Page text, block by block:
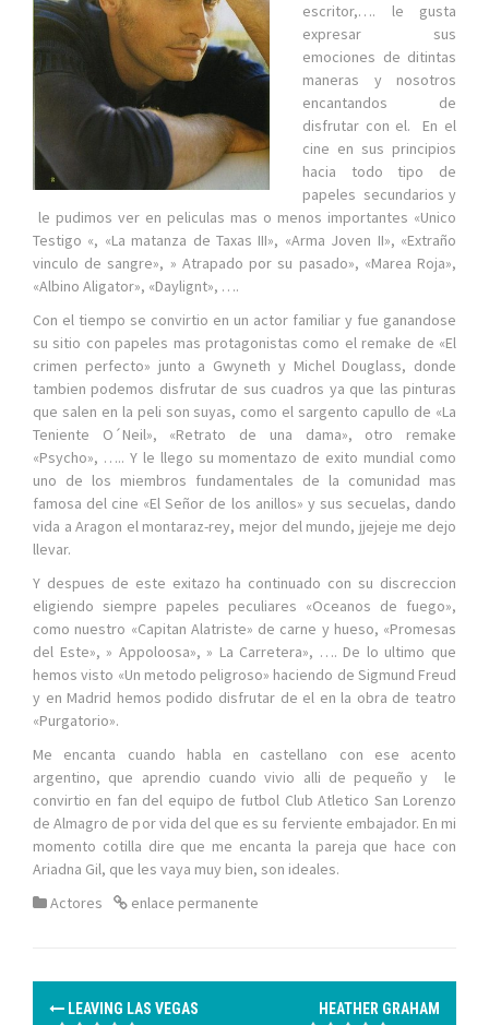
escritor,…. le gusta
expresar sus
emociones de ditintas
maneras y nosotros
encantandos de
disfrutar con el. En el
cine en sus principios
hacia todo tipo de
papeles secundarios y
le pudimos ver en peliculas mas o menos importantes «Unico
Testigo «, «La matanza de Taxas III», «Arma Joven II», «Extraño
vinculo de sangre», » Atrapado por su pasado», «Marea Roja»,
«Albino Aligator», «Daylignt», ….
Con el tiempo se convirtio en un actor familiar y fue ganandose
su sitio con papeles mas protagonistas como el remake de «El
crimen perfecto» junto a Gwyneth y Michel Douglass, donde
tambien podemos disfrutar de sus cuadros ya que las pinturas
que salen en la peli son suyas, como el sargento capullo de «La
Teniente O´Neil», «Retrato de una dama», otro remake
«Psycho», ….. Y le llego su momentazo de exito mundial como
uno de los miembros fundamentales de la comunidad mas
famosa del cine «El Señor de los anillos» y sus secuelas, dando
vida a Aragon el montaraz-rey, mejor del mundo, jjejeje me dejo
llevar.
Y despues de este exitazo ha continuado con su discreccion
eligiendo siempre papeles peculiares «Oceanos de fuego»,
como nuestro «Capitan Alatriste» de carne y hueso, «Promesas
del Este», » Appoloosa», » La Carretera», …. De lo ultimo que
hemos visto «Un metodo peligroso» haciendo de Sigmund Freud
y en Madrid hemos podido disfrutar de el en la obra de teatro
«Purgatorio».
Me encanta cuando habla en castellano con ese acento
argentino, que aprendio cuando vivio alli de pequeño y le
convirtio en fan del equipo de futbol Club Atletico San Lorenzo
de Almagro de por vida del que es su ferviente embajador. En mi
momento cotilla dire que me encanta la pareja que hace con
Ariadna Gil, que les vaya muy bien, son ideales.
Actores
enlace permanente
N
LEAVING LAS VEGAS HEATHER GRAHAM